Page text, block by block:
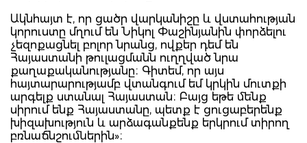
Ակնհայտ է, որ ցածր վարկանիշը և վստահության
կորուստը մղում են Նիկոլ Փաշինյանին փորձելու
չեզոքացնել բոլոր նրանց, ովքեր դեմ են
Հայաստանի թուլացմանն ուղղված նրա
քաղաքականությանը։ Գիտեմ, որ այս
հայտարարությամբ վտանգում եմ կրկին մուտքի
արգելք ստանալ Հայաստան։ Բայց եթե մենք
սիրում ենք Հայաստանը, պետք է ցուցաբերենք
խիզախություն և արձագանքենք երկրում տիրող
բռնաճնշումներին»։